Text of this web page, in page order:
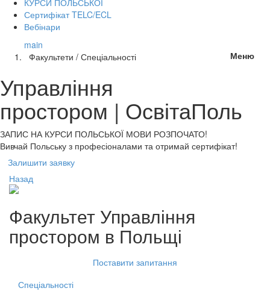
КУРСИ ПОЛЬСЬКОЇ
Сертифікат TELC/ECL
Вебінари
Меню
main
Факультети / Спеціальності
Управління
простором | ОсвітаПоль
ЗАПИС НА КУРСИ ПОЛЬСЬКОЇ МОВИ РОЗПОЧАТО!
Вивчай Польську з професіоналами та отримай сертифікат!
Залишити заявку
Назад
Факультет Управління
простором в Польщі
Поставити запитання
Спеціальності